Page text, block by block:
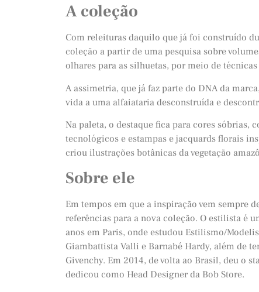
A coleção
Com releituras daquilo que já foi construído
coleção a partir de uma pesquisa sobre
olhares para as silhuetas, por meio de
A assimetria, que já faz parte do DNA da
vida a uma alfaiataria desconstruída e
Na paleta, o destaque fica para cores sóbrias,
tecnológicos e estampas e jacquards florais
criou ilustrações botânicas da vegetação
Sobre ele
Em tempos em que a inspiração vem sempre
referências para a nova coleção. O estilista é
anos em Paris, onde estudou Estilismo/
Giambattista Valli e Barnabé Hardy, além de
Givenchy. Em 2014, de volta ao Brasil, deu o
dedicou como Head Designer da Bob Store.